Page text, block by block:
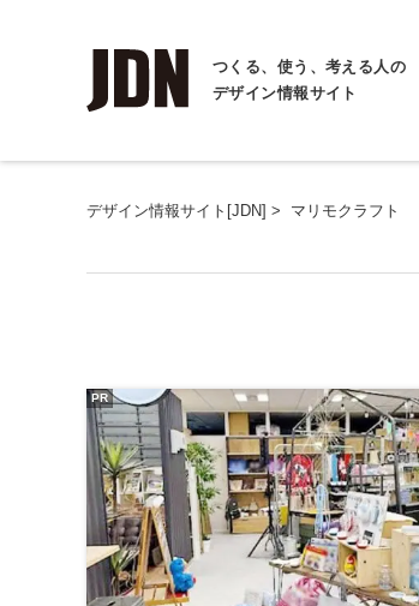
つくる、使う、考える人の
デザイン情報サイト
デザイン情報サイト[JDN] > マリモクラフト
PR